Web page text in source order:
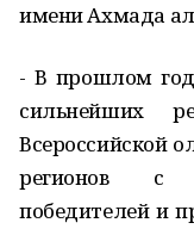
имени Ахмада
- В прошлом
сильнейших
Всероссийской
регионов с
победителей и